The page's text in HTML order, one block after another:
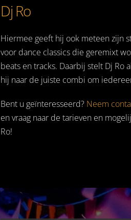
Dj Ro
Hiermee geeft hij ook meteen zijn
voor dance classics die geremixt
beats en tracks. Daarbij stelt Dj
hij naar de juiste combi om
Bent u geïnteresseerd? Neem
en vraag naar de tarieven en
Ro!